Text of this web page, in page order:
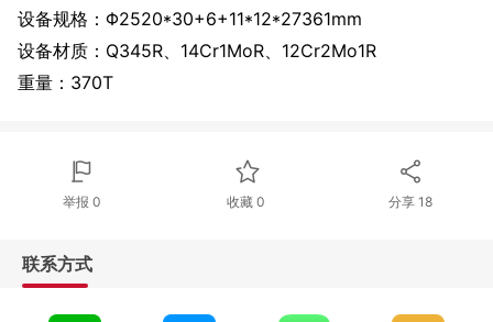
设备规格：Φ2520*30+6+11*12*27361mm
设备材质：Q345R、14Cr1MoR、12Cr2Mo1R
重量：370T
举报 0 收藏 0 分享18
联系方式